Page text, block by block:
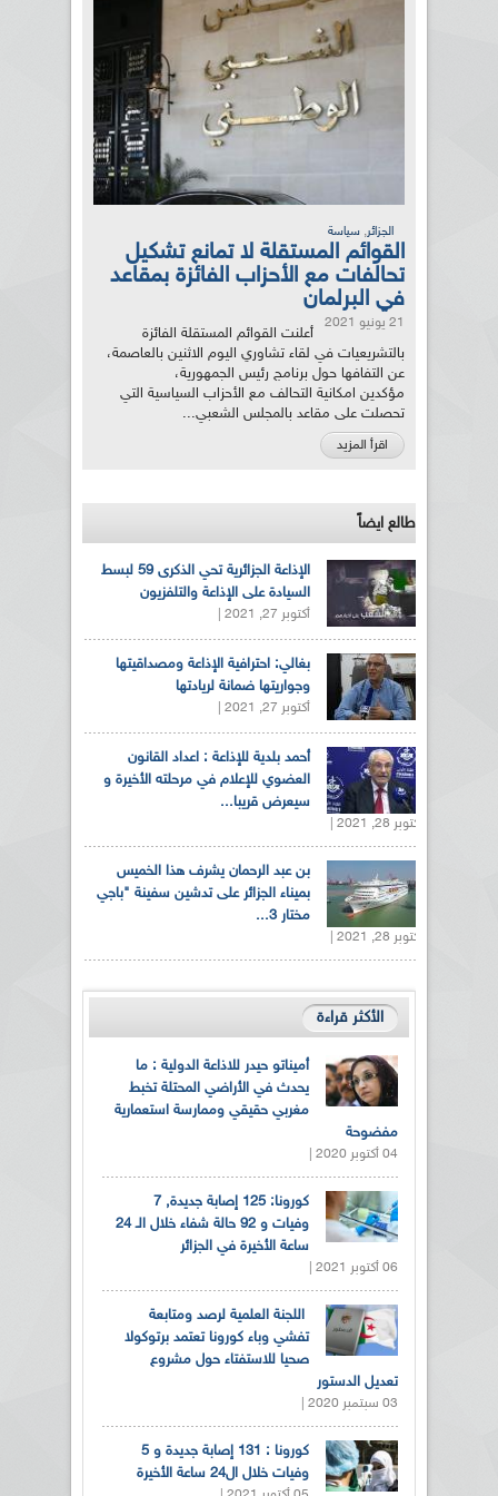
الجزائر, سياسة
القوائم المستقلة لا تمانع تشكيل
تحالفات مع الأحزاب الفائزة بمقاعد
في البرلمان
21 يونيو 2021
أعلنت القوائم المستقلة الفائزة
بالتشريعيات في لقاء تشاوري اليوم الاثنين بالعاصمة،
عن التفافها حول برنامج رئيس الجمهورية،
مؤكدين امكانية التحالف مع الأحزاب السياسية التي
تحصلت على مقاعد بالمجلس الشعبي...
اقرأ المزيد
طالع ايضاً
الإذاعة الجزائرية تحي الذكرى 59 لبسط
السيادة على الإذاعة والتلفزيون
أكتوبر 27, 2021 |
بغالي: احترافية الإذاعة ومصداقيتها
وجواريتها ضمانة لريادتها
أكتوبر 27, 2021 |
أحمد بلدية للإذاعة : اعداد القانون
العضوي للإعلام في مرحلته الأخيرة و
سيعرض قريبا...
أكتوبر 28, 2021 |
بن عبد الرحمان يشرف هذا الخميس
بميناء الجزائر على تدشين سفينة "باجي
مختار 3...
أكتوبر 28, 2021 |
الأكثر قراءة
أميناتو حيدر للاذاعة الدولية : ما
يحدث في الأراضي المحتلة تخبط
مغربي حقيقي وممارسة استعمارية
مفضوحة
04 أكتوبر 2020 |
كورونا: 125 إصابة جديدة, 7
وفيات و 92 حالة شفاء خلال الـ 24
ساعة الأخيرة في الجزائر
06 أكتوبر 2021 |
اللجنة العلمية لرصد ومتابعة
تفشي وباء كورونا تعتمد برتوكولا
صحيا للاستفتاء حول مشروع
تعديل الدستور
03 سبتمبر 2020 |
كورونا : 131 إصابة جديدة و 5
وفيات خلال ال24 ساعة الأخيرة